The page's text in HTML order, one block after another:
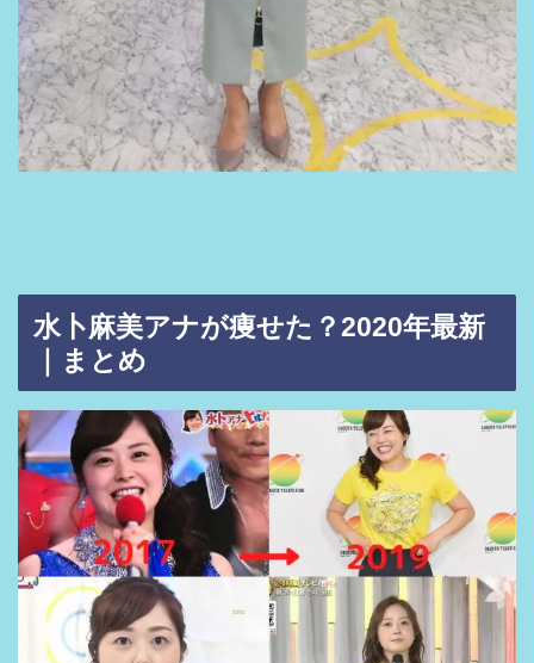
水卜麻美アナが痩せた？2020年最新
｜まとめ